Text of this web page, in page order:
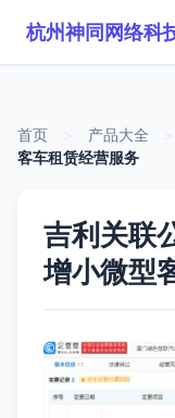
首页 产品大全
客车租赁经营服务
吉利关联
增小微型